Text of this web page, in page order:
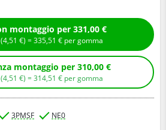
Compra con montaggio per 331,00 €
+ Ecotassa: (4,51 € ) =335,51 € per gomma
Compra senza montaggio per 310,00 €
+ Ecotassa: (4,51 € ) =314,51 € per gomma
3PMSF NE0